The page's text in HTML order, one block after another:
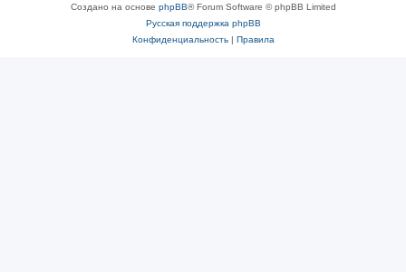
Создано на основе phpBB® Forum Software © phpBB Limited
Русская поддержка phpBB
Конфиденциальность| Правила